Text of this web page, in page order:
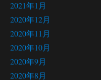
2021年1月
2020年12月
2020年11月
2020年10月
2020年9月
2020年8月